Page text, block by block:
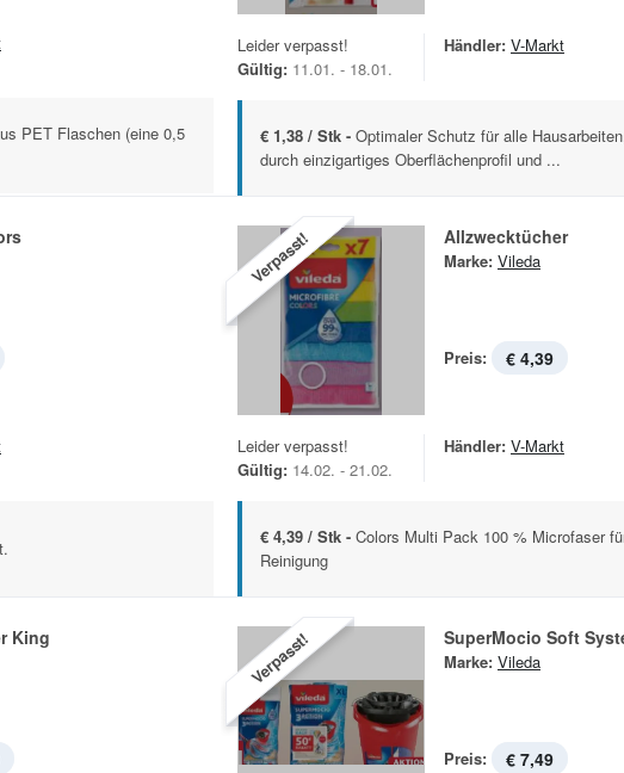
PET Flaschen (eine 0,5
Leider verpasst!
Gültig: 11.01. - 18.01.
Händler: V-Markt
€ 1,38 / Stk - Optimaler Schutz für alle
durch einzigartiges Oberflächenprofil und ...
Verpasst! Allzwecktücher
Marke: Vileda
Preis: € 4,39
Leider verpasst!
Gültig: 14.02. - 21.02.
Händler: V-Markt
€ 4,39 / Stk - Colors Multi Pack 100 % Microfaser
Reinigung
King Verpasst! SuperMocio Soft
Marke: Vileda
Preis: € 7,49